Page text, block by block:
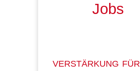
Jobs
VERSTÄRKUNG FÜR